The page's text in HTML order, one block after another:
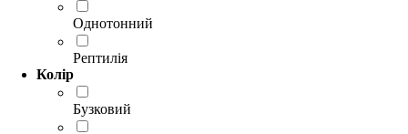
Однотонний
Рептилія
Колір
Бузковий